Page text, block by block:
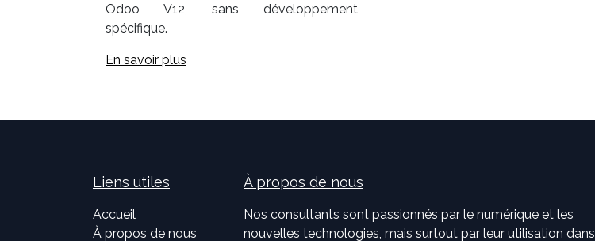
Odoo V12, sans développement
spécifique.
En savoir plus
Liens utiles
Accueil
À propos de nous
À propos de nous
Nos consultants sont passionnés par le numérique et les
nouvelles technologies, mais surtout par leur utilisation dans